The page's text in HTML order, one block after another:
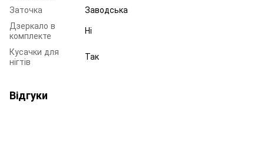
Заточка
Заводська
Дзеркало в
комплекте
Ні
Кусачки для
нігтів
Так
Відгуки